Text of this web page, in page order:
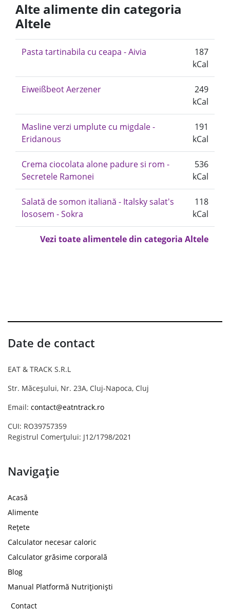
Alte alimente din categoria
Altele
Pasta tartinabila cu ceapa - Aivia
187
kCal
Eiweißbeot Aerzener
249
kCal
Masline verzi umplute cu migdale -
Eridanous
191
kCal
Crema ciocolata alone padure si rom -
Secretele Ramonei
536
kCal
Salată de somon italiană - Italsky salat's
lososem - Sokra
118
kCal
Vezi toate alimentele din categoria Altele
Date de contact
EAT & TRACK S.R.L
Str. Măceșului, Nr. 23A, Cluj-Napoca, Cluj
Email: contact@eatntrack.ro
CUI: RO39757359
Registrul Comerțului: J12/1798/2021
Navigație
Acasă
Alimente
Rețete
Calculator necesar caloric
Calculator grăsime corporală
Blog
Manual Platformă Nutriționiști
Contact